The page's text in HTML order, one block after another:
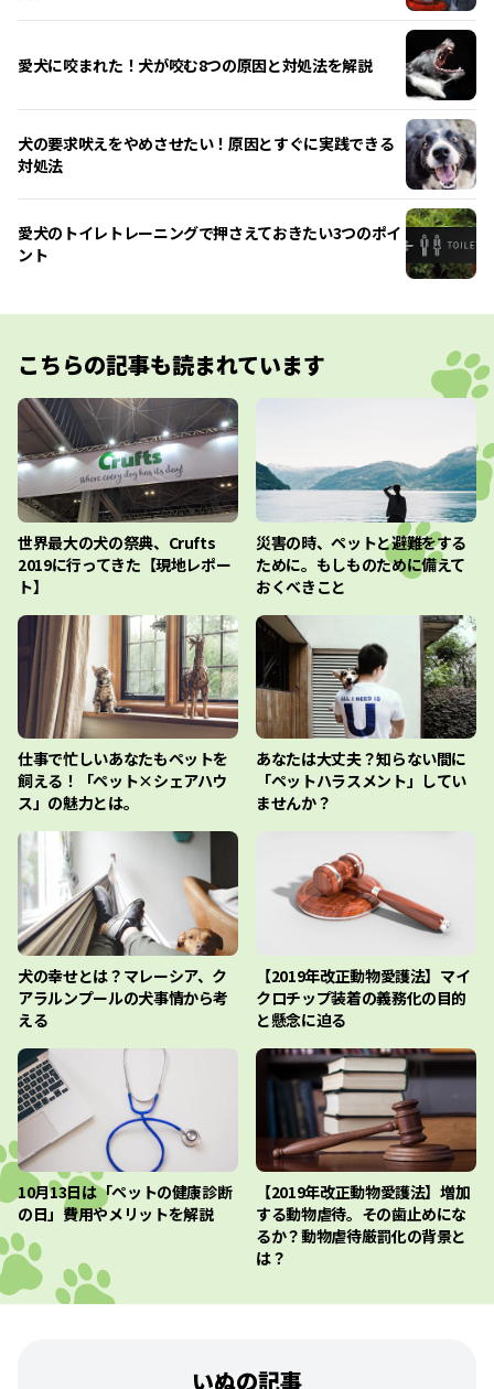
愛犬に咬まれた！犬が咬む8つの原因と対処法を解説
犬の要求吠えをやめさせたい！原因とすぐに実践できる
対処法
愛犬のトイレトレーニングで押さえておきたい3つのポイ
ント
こちらの記事も読まれています
世界最大の犬の祭典、Crufts
2019に行ってきた【現地レポー
ト】
災害の時、ペットと避難をする
ために。もしものために備えて
おくべきこと
仕事で忙しいあなたもペットを
飼える！「ペット×シェアハウ
ス」の魅力とは。
あなたは大丈夫？知らない間に
「ペットハラスメント」してい
ませんか？
犬の幸せとは？マレーシア、ク
アラルンプールの犬事情から考
える
【2019年改正動物愛護法】マイ
クロチップ装着の義務化の目的
と懸念に迫る
10月13日は「ペットの健康診断
の日」費用やメリットを解説
【2019年改正動物愛護法】増加
する動物虐待。その歯止めにな
るか？動物虐待厳罰化の背景と
は？
いぬの記事